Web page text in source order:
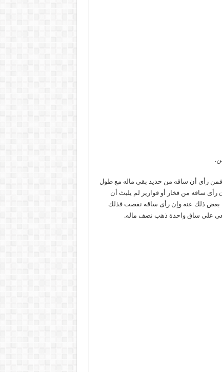
فمن رأى أن ساقه من حديد بقي ماله مع طول
ساقه من فخار أو قوارير لم يلبث أن
بعض ذلك عنه وإن رأى ساقه نقصت فذلك
على ساق واحدة ذهب نصف ماله.